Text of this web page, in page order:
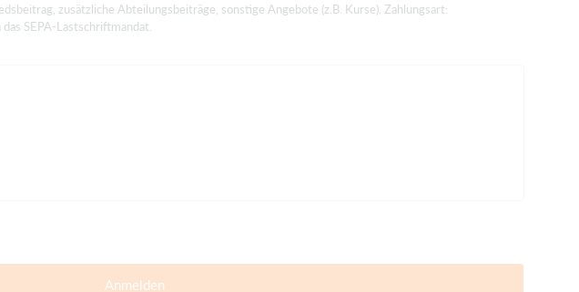
zusätzliche Abteilungsbeiträge, sonstige Angebote (z.B. Kurse). Zahlungsart:
erteile ich das SEPA-Lastschriftmandat.
Anmelden